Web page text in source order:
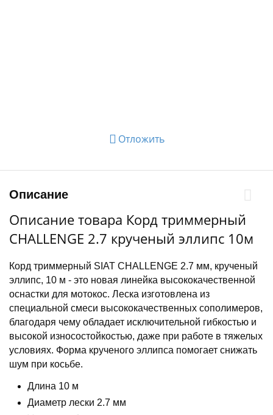
Отложить
Описание
Описание товара Корд триммерный
CHALLENGE 2.7 крученый эллипс 10м
Корд триммерный SIAT CHALLENGE 2.7 мм, крученый
эллипс, 10 м - это новая линейка высококачественной
оснастки для мотокос. Леска изготовлена из
специальной смеси высококачественных сополимеров,
благодаря чему обладает исключительной гибкостью и
высокой износостойкостью, даже при работе в тяжелых
условиях. Форма крученого эллипса помогает снижать
шум при косьбе.
Длина 10 м
Диаметр лески 2.7 мм